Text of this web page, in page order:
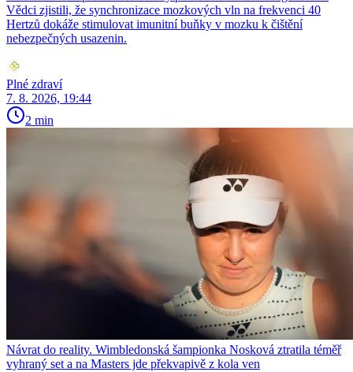
Vědci zjistili, že synchronizace mozkových vln na frekvenci 40
Hertzů dokáže stimulovat imunitní buňky v mozku k čištění
nebezpečných usazenin.
Plné zdraví
7. 8. 2026, 19:44
2 min
Návrat do reality. Wimbledonská šampionka Nosková ztratila téměř
vyhraný set a na Masters jde překvapivě z kola ven